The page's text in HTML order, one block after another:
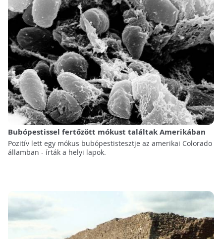
Bubópestissel fertőzött mókust találtak Amerikában
Pozitív lett egy mókus bubópestistesztje az amerikai Colorado
államban - írták a helyi lapok.